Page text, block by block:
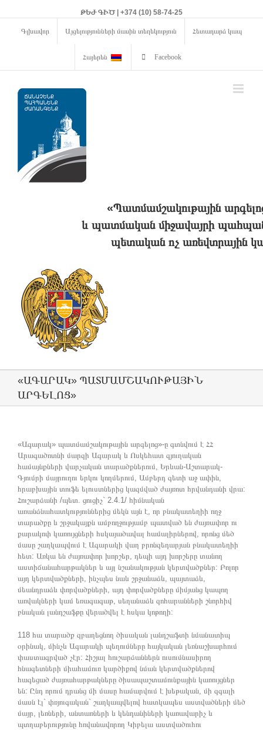
ԹԵԺ ԳԻԾ | +374 (10) 58-74-25
Գլխավոր Այցելությունների մասին տեղեկություն Հետադարձ կապ
Հայերեն Facebook
«Պատմամշակութային
և պատմական միջավայրի
պետական ոչ առեվտրային
«ԱԳԱՐԱԿ» ՊԱՏՄԱՄՇԱԿՈՒԹԱՅԻՆ
ԱՐԳԵԼՈՑ»
«Ագարակ» պատմամշակութային արգելոց»-ը գտնվում է ՀՀ
Արագածոտնի մարզի Ագարակ և Ոսկեհատ գյուղական
համայնքների վարչական տարածքներում, Երևան-Աշտարակ-
Գյումրի մայրուղու երկու կողմերում, Ամբերդ գետի աջ ափին,
հրաբխային տուֆե ելուստներից կազմված ժայռոտ հրվանդանի վրա:
Հուշարձանի /պետ. ցուցիչ` 2.4.1/ հիմնական
առանձնահատկություններից մեկն այն է, որ բնակատեղիի ողջ
տարածքը և շրջակայքն ամբողջությամբ պատված են ժայռափոր ու
քարակոփ կառույցների հսկայածավալ համալիրներով, որոնց մեծ
մասը շաղկապվում է Ագարակի վաղ բրոնզեդարյան բնակատեղիի
հետ: Առկա են ժայռափոր խորշեր, դեպի այդ խորշերը տանող
աստիճանահարթակներ և այլ նշանակության կերտվածքներ: Բոլոր
այդ կերտվածքների, ինչպես նաև շրջանաձև, պայտաձև,
մեանդրաձև փորվածքների, այդ փորվածքները միմյանց կապող
առվակների կամ եռագագաթ, սեղանաձև զոհարանների շնորհիվ
բնական լանդշաֆթը վերածվել է հսկա կոթողի:
118 հա տարածք զբաղեցնող ծիսական լանդշաֆտի նմանատիպ
օրինակ, մինչև Ագարակի պեղումները հայկական լեռնաշխարհում
փաստագրված չէր: Հիշյալ հուշարձաններն ուսումնասիրող
հնագետների միահամուռ կարծիքով նման կերտվածքներով
հագեցած ժայռահարթակները ծիսապաշտամունքային կառույցներ
են: Ընդ որում դրանց մի մասը համարվում է խեթական, մի զգալի
մասն էլ` փռյուգական` շաղկապվելով հատկապես աստվածների մեծ
մայր, լեռների, անտառների և կենդանիների կառավարիչ և
պտղաբերությունը հովանավորող Կիբելա աստվածուհու